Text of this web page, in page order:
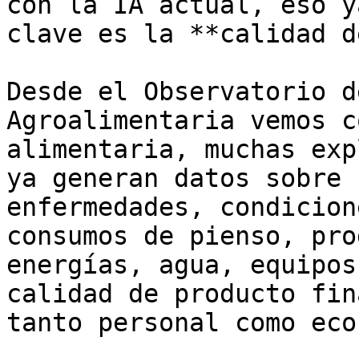
clave es la **calidad
Desde el
Agroalimentaria vemos
alimentaria, muchas
ya generan datos
enfermedades,
consumos de pienso,
energías, agua,
calidad de producto
tanto personal como